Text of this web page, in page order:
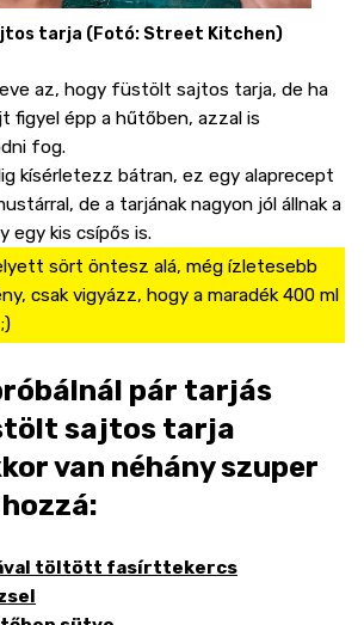
tarja (Fotó: Street Kitchen)
az, hogy füstölt sajtos tarja, de ha
figyel épp a hűtőben, azzal is
fog.
kísérletezz bátran, ez egy alaprecept
de a tarjának nagyon jól állnak a
egy kis csípős is.
sört öntesz alá, még ízletesebb
csak vigyázz, hogy a maradék 400 ml
pár tarjás
sajtos tarja
van néhány szuper
töltött fasírttekercs